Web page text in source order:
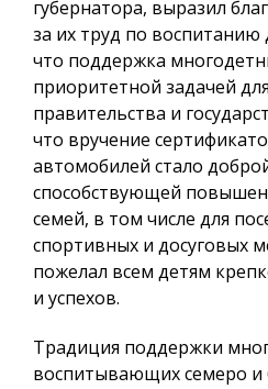
губернатора, выразил
за их труд по воспитанию
что поддержка
приоритетной задачей
правительства и
что вручение
автомобилей стало
способствующей
семей, в том числе для
спортивных и досуговых
пожелал всем детям
и успехов.
Традиция поддержки
воспитывающих семеро и